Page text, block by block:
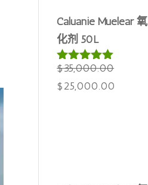
Caluanie Muelear 氧
化剂 50L
评分5.00
&sol; 5
$35,000.00
原
$25,000.00